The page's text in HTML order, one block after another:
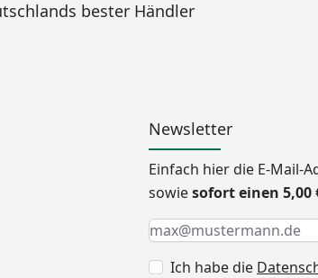
bester Händler
Newsletter
Einfach hier die E-Mail-
sowiesofort einen
Keine Eingabe
Eingabe erforderlich
E-Mail *
Ich habe die